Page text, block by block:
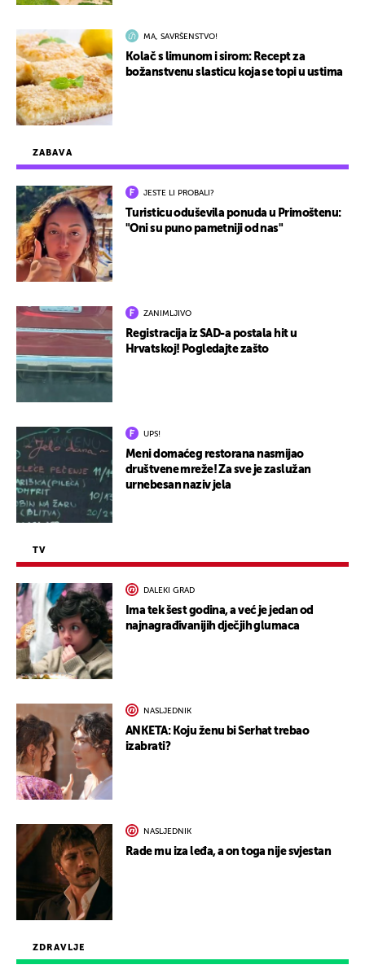
ZDRAVLJE
ZABAVA
JESTE LI PROBALI?
Turisticu oduševila ponuda u Primoštenu:
"Oni su puno pametniji od nas"
ZANIMLJIVO
Registracija iz SAD-a postala hit u
Hrvatskoj! Pogledajte zašto
UPS!
Meni domaćeg restorana nasmijao
društvene mreže! Za sve je zaslužan
urnebesan naziv jela
TV
DALEKI GRAD
Ima tek šest godina, a već je jedan od
najnagrađivanijih dječjih glumaca
NASLJEDNIK
ANKETA: Koju ženu bi Serhat trebao
izabrati?
NASLJEDNIK
Rade mu iza leđa, a on toga nije svjestan
MA, SAVRŠENSTVO!
Kolač s limunom i sirom: Recept za
božanstvenu slasticu koja se topi u ustima